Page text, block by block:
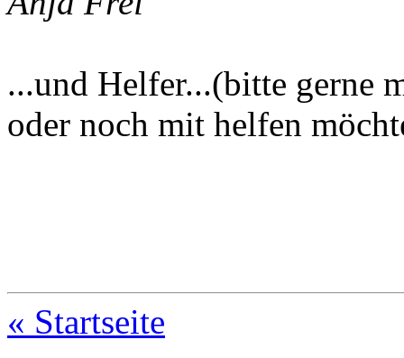
...und Helfer...(bitte gerne
oder noch mit helfen
« Startseite